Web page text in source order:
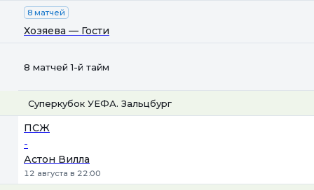
8 матчей
Хозяева — Гости
8 матчей 1-й тайм
Суперкубок УЕФА. Зальцбург
ПСЖ
-
Астон Вилла
12 августа в 22:00